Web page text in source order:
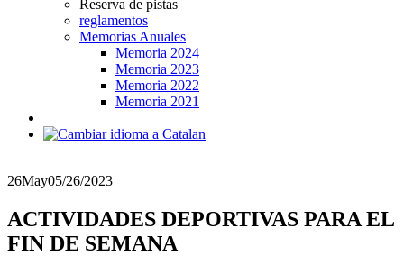
Reserva de pistas
reglamentos
Memorias Anuales
Memoria 2024
Memoria 2023
Memoria 2022
Memoria 2021
26May05/26/2023
ACTIVIDADES DEPORTIVAS PARA EL
FIN DE SEMANA